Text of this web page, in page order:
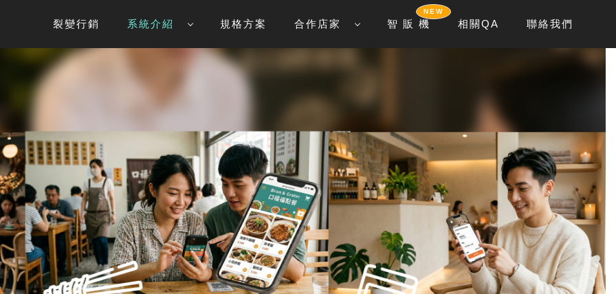
裂變行銷 系統介紹 規格方案 合作店家
NEW
智 販 機 相關QA 聯絡我們